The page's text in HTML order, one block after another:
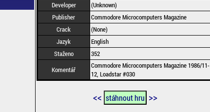
Developer
(Unknown)
Publisher
Commodore Microcomputers Magazine
Crack
(None)
Jazyk
English
Staženo
352
Komentář
Commodore Microcomputers Magazine 1986/11-
12, Loadstar #030
<< stáhnout hru >>